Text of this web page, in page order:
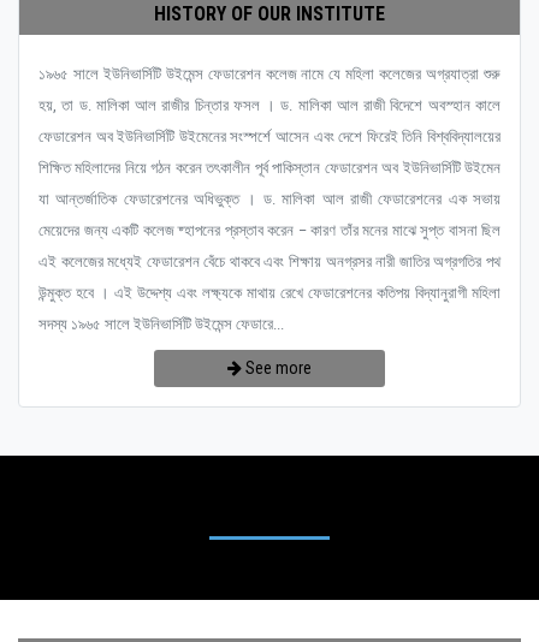
HISTORY OF OUR INSTITUTE
১৯৬৫ সালে ইউনিভার্সিটি উইমেন্স ফেডারেশন কলেজ নামে যে মহিলা কলেজের অগ্রযাত্রা শুরু
হয়, তা ড. মালিকা আল রাজীর চিন্তার ফসল । ড. মালিকা আল রাজী বিদেশে অবস্হান কালে
ফেডারেশন অব ইউনিভার্সিটি উইমেনের সংস্পর্শে আসেন এবং দেশে ফিরেই তিনি বিশ্ববিদ্যালয়ের
শিক্ষিত মহিলাদের নিয়ে গঠন করেন তৎকালীন পূর্ব পাকিস্তান ফেডারেশন অব ইউনিভার্সিটি উইমেন
যা আন্তর্জাতিক ফেডারেশনের অধিভুক্ত । ড. মালিকা আল রাজী ফেডারেশনের এক সভায়
মেয়েদের জন্য একটি কলেজ ষ্হাপনের প্রস্তাব করেন – কারণ তাঁর মনের মাঝে সুপ্ত বাসনা ছিল
এই কলেজের মধ্যেই ফেডারেশন বেঁচে থাকবে এবং শিক্ষায় অনগ্রসর নারী জাতির অগ্রগতির পথ
উন্মুক্ত হবে । এই উদ্দেশ্য এবং লক্ষ্যকে মাথায় রেখে ফেডারেশনের কতিপয় বিদ্যানুরাগী মহিলা
সদস্য ১৯৬৫ সালে ইউনিভার্সিটি উইমেন্স ফেডারে...
See more